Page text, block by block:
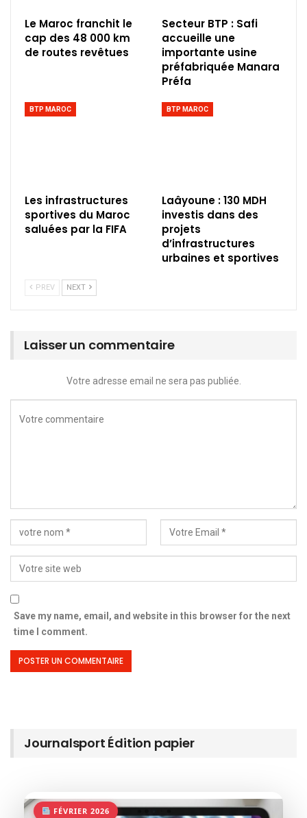
Le Maroc franchit le
cap des 48 000 km
de routes revêtues
Secteur BTP : Safi
accueille une
importante usine
préfabriquée Manara
Préfa
BTP MAROC
Les infrastructures
sportives du Maroc
saluées par la FIFA
BTP MAROC
Laâyoune : 130 MDH
investis dans des
projets
d’infrastructures
urbaines et sportives
PREV NEXT
Laisser un commentaire
Votre adresse email ne sera pas publiée.
Save my name, email, and website in this browser for the next
time I comment.
Journalsport Édition papier
FÉVRIER 2026